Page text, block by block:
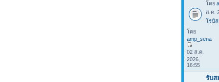
โดย
ส.ค.
โรบั
โดย
amp_sena
02 ส.ค.
2026,
16:55
รับส